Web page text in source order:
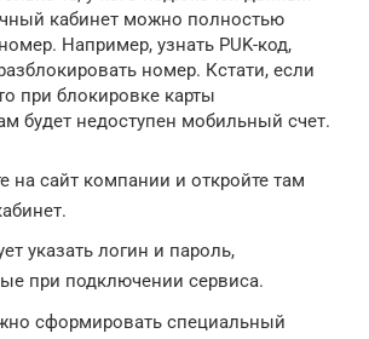
кабинет можно полностью
Например, узнать PUK-код,
номер. Кстати, если
при блокировке карты
будет недоступен мобильный счет.
на сайт компании и откройте там
указать логин и пароль,
при подключении сервиса.
сформировать специальный